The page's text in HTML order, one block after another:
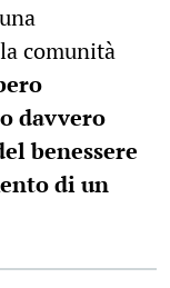
comunità
davvero
benessere
di un